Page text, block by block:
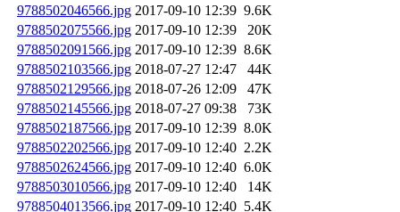
9788502046566.jpg 2017-09-10 12:39 9.6K
9788502075566.jpg 2017-09-10 12:39
20K
9788502091566.jpg 2017-09-10 12:39 8.6K
9788502103566.jpg 2018-07-27 12:47
44K
9788502129566.jpg 2018-07-26 12:09
47K
9788502145566.jpg 2018-07-27 09:38
73K
9788502187566.jpg 2017-09-10 12:39 8.0K
9788502202566.jpg 2017-09-10 12:40 2.2K
9788502624566.jpg 2017-09-10 12:40 6.0K
9788503010566.jpg 2017-09-10 12:40
14K
9788504013566.jpg 2017-09-10 12:40 5.4K